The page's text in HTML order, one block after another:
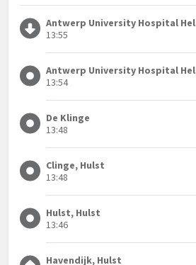
Antwerp University Hospital
13:55
Antwerp University Hospital
13:54
De Klinge
13:48
Clinge, Hulst
13:48
Hulst, Hulst
13:46
Havendijk, Hulst